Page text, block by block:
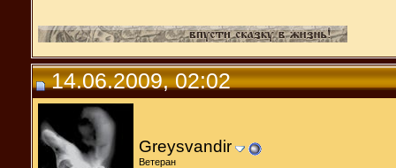
14.06.2009, 02:02
Greysvandir
Ветеран